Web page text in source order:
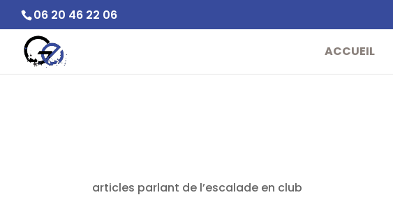
06 20 46 22 06
ACCUEIL
articles parlant de l’escalade en club